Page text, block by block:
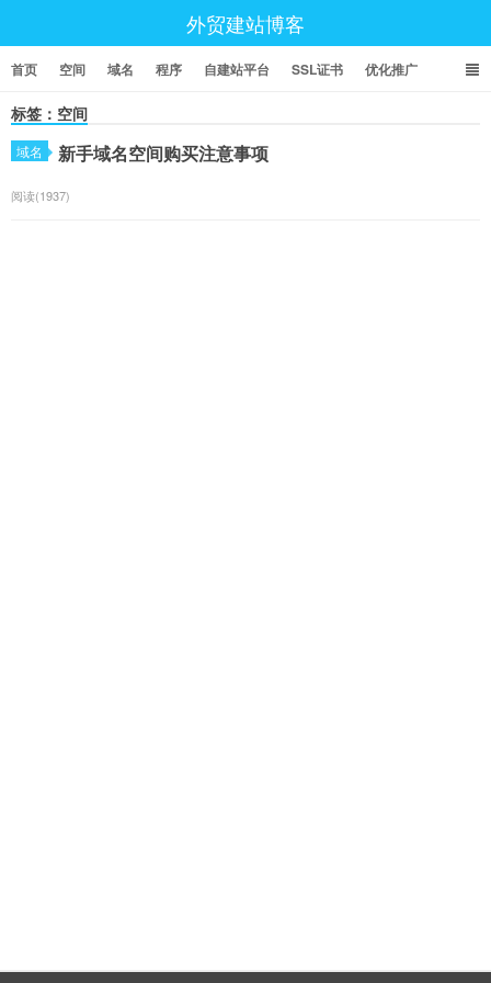
外贸建站博客
首页 空间 域名 程序 自建站平台 SSL证书 优化推广
标签：空间
域名 新手域名空间购买注意事项
阅读(1937)